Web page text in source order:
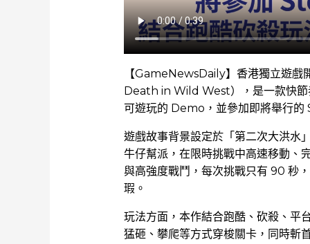
【GameNewsDaily】香港獨立遊戲
Death in Wild West），是一款快
可遊玩的 Demo，並參加即將舉行
遊戲故事背景設定於「第二次大洪水
牛仔幫派，在限時挑戰中高速移動、
與高強度戰鬥，每次挑戰只有 90 秒
瑕。
玩法方面，本作結合跑酷、砍殺、平
猛砸、攀爬等方式穿梭關卡，同時